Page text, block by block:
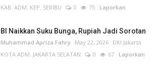
KAB. ADM. KEP. SERIBU 0 75 Laporkan
BI Naikkan Suku Bunga, Rupiah Jadi Sorotan
Muhammad Apriza Fahry May 22, 2026 DKI Jakarta
KOTA ADM. JAKARTA SELATAN
0 67 Laporkan